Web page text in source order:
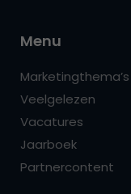
Menu
Marketingthema’s
Veelgelezen
Vacatures
Jaarboek
Partnercontent